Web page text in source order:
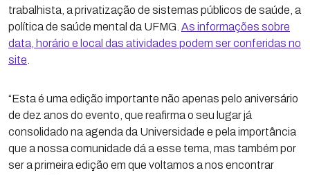
trabalhista, a privatização de sistemas públicos de saúde, a
política de saúde mental da UFMG. As informações sobre
data, horário e local das atividades podem ser conferidas no
site
“Esta é uma edição importante não apenas pelo aniversário
de dez anos do evento, que reafirma o seu lugar já
consolidado na agenda da Universidade e pela importância
que a nossa comunidade dá a esse tema, mas também por
ser a primeira edição em que voltamos a nos encontrar